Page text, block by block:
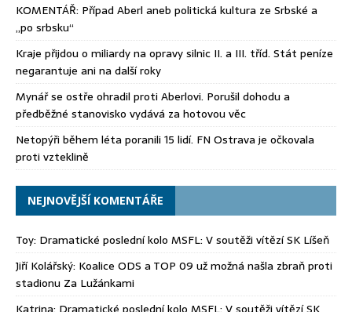
KOMENTÁŘ: Případ Aberl aneb politická kultura ze Srbské a
„po srbsku“
Kraje přijdou o miliardy na opravy silnic II. a III. tříd. Stát peníze
negarantuje ani na další roky
Mynář se ostře ohradil proti Aberlovi. Porušil dohodu a
předběžné stanovisko vydává za hotovou věc
Netopýři během léta poranili 15 lidí. FN Ostrava je očkovala
proti vzteklině
NEJNOVĚJŠÍ KOMENTÁŘE
Toy: Dramatické poslední kolo MSFL: V soutěži vítězí SK Líšeň
Jiří Kolářský: Koalice ODS a TOP 09 už možná našla zbraň proti
stadionu Za Lužánkami